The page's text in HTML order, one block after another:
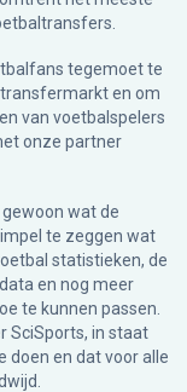
tegemoet te
en om
van voetbalspelers
onze partner
wat de
te zeggen wat
statistieken, de
en nog meer
te kunnen passen.
SciSports, in staat
doen en dat voor alle